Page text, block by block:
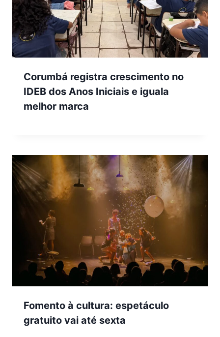
Corumbá registra crescimento no
IDEB dos Anos Iniciais e iguala
melhor marca
Fomento à cultura: espetáculo
gratuito vai até sexta